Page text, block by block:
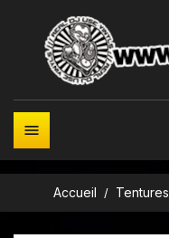

Accueil Tentures